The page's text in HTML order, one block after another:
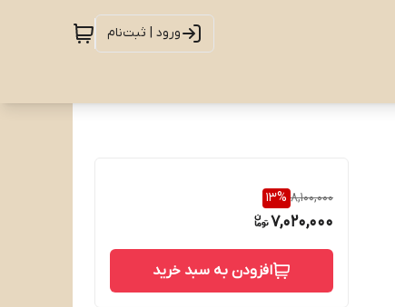
ورود | ثبت‌نام
8,100,000
13%
7,020,000
افزودن به سبد خرید